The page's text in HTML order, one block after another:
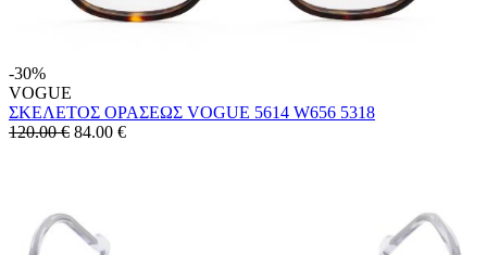
-30%
VOGUE
ΣΚΕΛΕΤΟΣ ΟΡΑΣΕΩΣ VOGUE 5614 W656 5318
120.00 € 84.00 €